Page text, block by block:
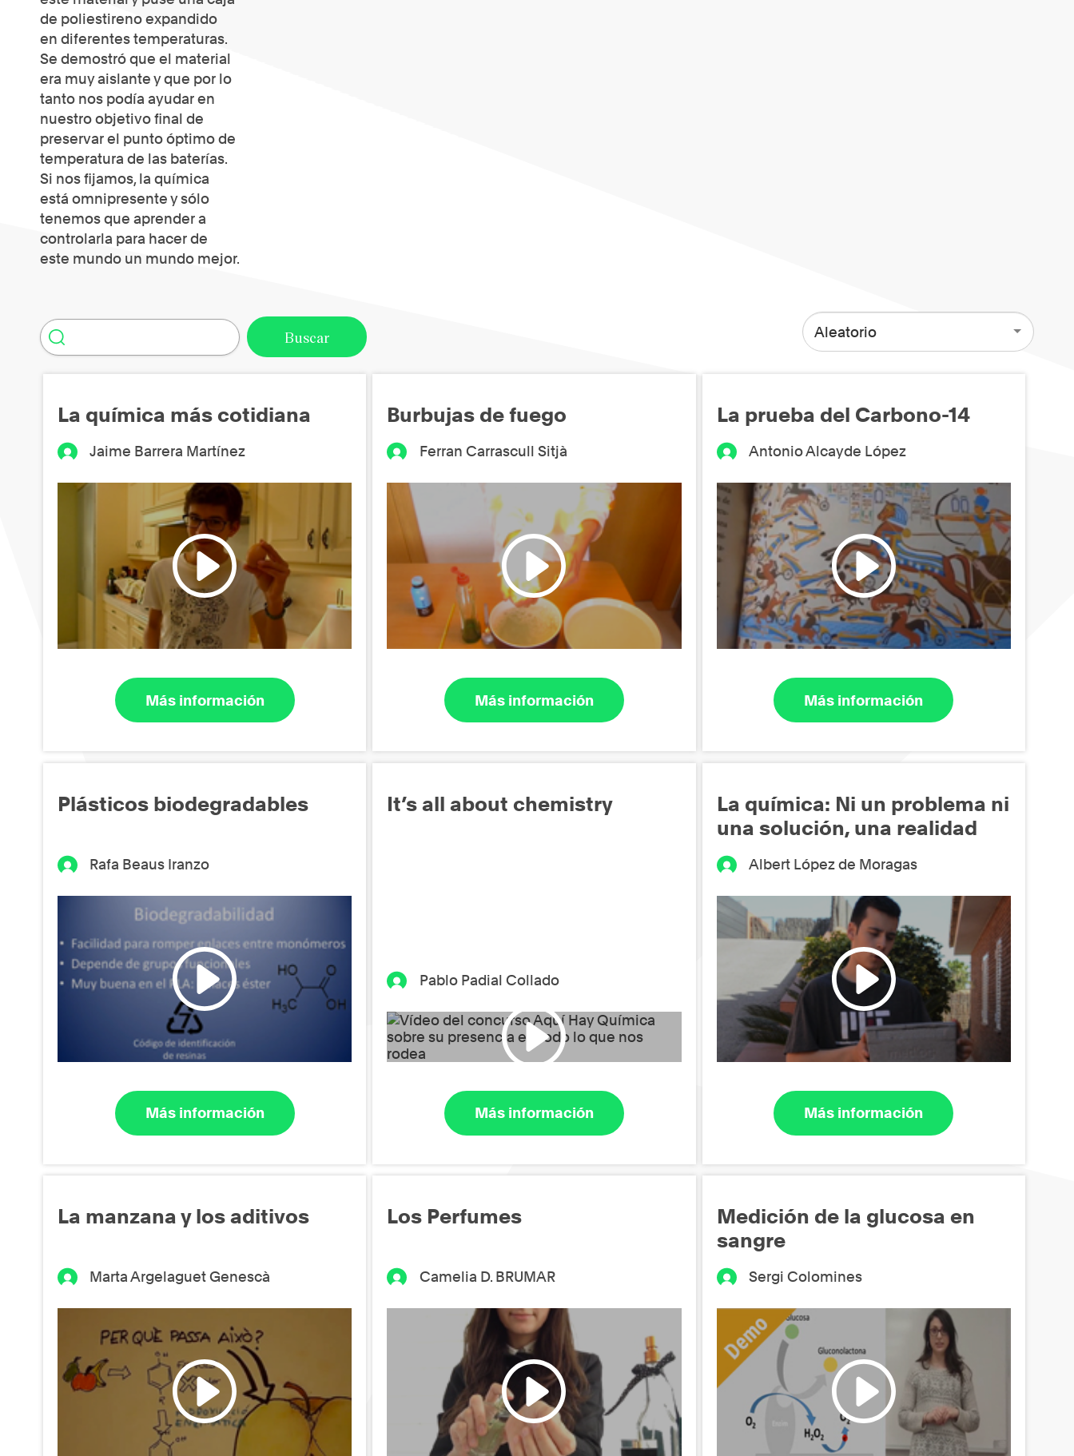
de poliestireno expandido
en diferentes temperaturas.
Se demostró que el material
era muy aislante y que por lo
tanto nos podía ayudar en
nuestro objetivo final de
preservar el punto óptimo de
temperatura de las baterías.
Si nos fijamos, la química
está omnipresente y sólo
tenemos que aprender a
controlarla para hacer de
este mundo un mundo mejor.
Aleatorio
La química más cotidiana
Jaime Barrera Martínez
Más información
Burbujas de fuego
Ferran Carrascull Sitjà
Más información
La prueba del Carbono-14
Antonio Alcayde López
Más información
Plásticos biodegradables
Rafa Beaus Iranzo
Más información
It’s all about chemistry
Pablo Padial Collado
Más información
La química: Ni un problema ni
una solución, una realidad
Albert López de Moragas
Más información
La manzana y los aditivos
Marta Argelaguet Genescà
Los Perfumes
Camelia D. BRUMAR
Medición de la glucosa en
sangre
Sergi Colomines